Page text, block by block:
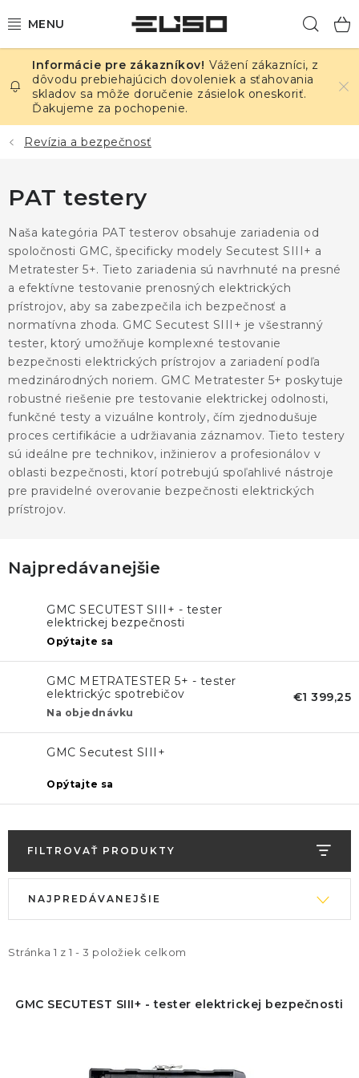
na
ELEKTRINA
TEPLOTA A VLHKOSŤ
TLAK A ÚNIKY
ZÁZNAMNÍKY
KALIBRÁCIA
TLAČ DPS
OSTATNÉ
KONTAKTY
BLOG
ZNAČKY
Obchodné podmienky GDPR Slovník pojmov
Vážení zákazníci, z
dôvodu prebiehajúcich dovoleniek a sťahovania
skladov sa môže doručenie zásielok oneskoriť.
Ďakujeme za pochopenie.
Revízia a bezpečnosť
PAT testery
Naša kategória PAT testerov obsahuje zariadenia od
spoločnosti GMC, špecificky modely Secutest SIII+ a
Metratester 5+. Tieto zariadenia sú navrhnuté na presné
a efektívne testovanie prenosných elektrických
prístrojov, aby sa zabezpečila ich bezpečnosť a
normatívna zhoda. GMC Secutest SIII+ je všestranný
tester, ktorý umožňuje komplexné testovanie
bezpečnosti elektrických prístrojov a zariadení podľa
medzinárodných noriem. GMC Metratester 5+ poskytuje
robustné riešenie pre testovanie elektrickej odolnosti,
funkčné testy a vizuálne kontroly, čím zjednodušuje
proces certifikácie a udržiavania záznamov. Tieto testery
sú ideálne pre technikov, inžinierov a profesionálov v
oblasti bezpečnosti, ktorí potrebujú spoľahlivé nástroje
pre pravidelné overovanie bezpečnosti elektrických
prístrojov.
Najpredávanejšie
GMC SECUTEST SIII+ - tester
elektrickej bezpečnosti
Opýtajte sa
GMC METRATESTER 5+ - tester
elektrickýc spotrebičov
Na objednávku
€1 399,25
GMC Secutest SIII+
Opýtajte sa
FILTROVAŤ PRODUKTY
i
p
Stránka 1 z 1 - 3 položiek celkom
e
NAJPREDÁVANEJŠIE
GMC SECUTEST SIII+ - tester elektrickej bezpečnosti